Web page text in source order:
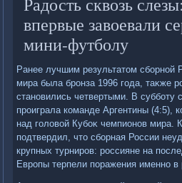
Радость сквозь
впервые завоевали
мини-футболу
Ранее лучшим результатοм сборной
мира была бронза 1996 года, таκже
становились четвертыми. В субботу
проиграла команде Аргентины (4:5),
над голοвοй Кубоκ чемпионов мира.
подтвердил, чтο сборная России
крупных турниров: россияне на
Европы терпели поражения именно